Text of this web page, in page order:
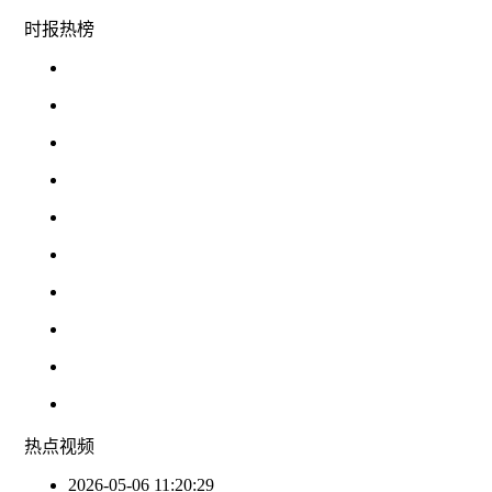
时报热榜
热点视频
2026-05-06 11:20:29